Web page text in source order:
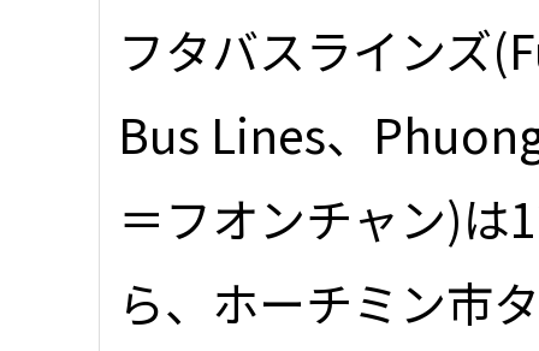
フタバスラインズ
Bus Lines、
＝フオンチャン)は
ら、ホーチミン市